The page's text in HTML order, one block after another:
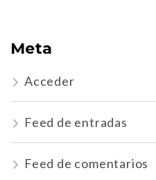
Meta
Acceder
Feed de entradas
Feed de comentarios